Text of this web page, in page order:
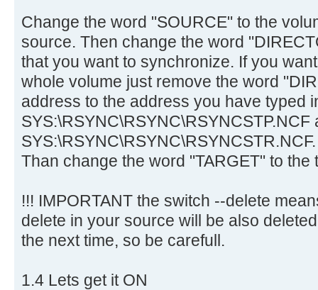
Change the word "SOURCE" to the
source. Then change the word
that you want to synchronize. If you
whole volume just remove the word
address to the address you have typed
SYS:\RSYNC\RSYNC\RSYNCSTP.NCF
SYS:\RSYNC\RSYNC\RSYNCSTR.NCF.
Than change the word "TARGET" to the
!!! IMPORTANT the switch --delete
delete in your source will be also
the next time, so be carefull.
1.4 Lets get it ON